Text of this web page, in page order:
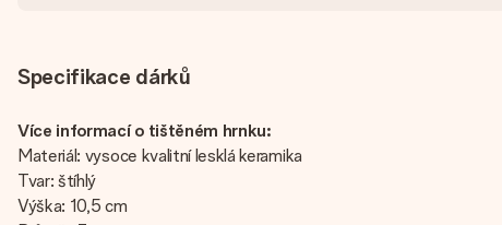
Specifikace dárků
Více informací o tištěném hrnku:
Materiál: vysoce kvalitní lesklá keramika
Tvar: štíhlý
Výška: 10,5 cm